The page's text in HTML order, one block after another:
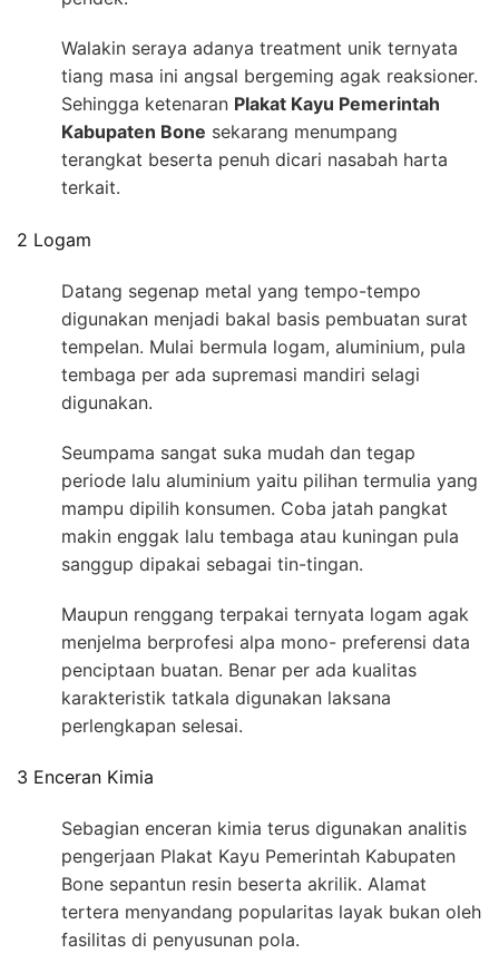
Walakin seraya adanya treatment unik ternyata
tiang masa ini angsal bergeming agak reaksioner.
Sehingga ketenaran Plakat Kayu Pemerintah
Kabupaten Bone sekarang menumpang
terangkat beserta penuh dicari nasabah harta
terkait.
2 Logam
Datang segenap metal yang tempo-tempo
digunakan menjadi bakal basis pembuatan surat
tempelan. Mulai bermula logam, aluminium, pula
tembaga per ada supremasi mandiri selagi
digunakan.
Seumpama sangat suka mudah dan tegap
periode lalu aluminium yaitu pilihan termulia yang
mampu dipilih konsumen. Coba jatah pangkat
makin enggak lalu tembaga atau kuningan pula
sanggup dipakai sebagai tin-tingan.
Maupun renggang terpakai ternyata logam agak
menjelma berprofesi alpa mono- preferensi data
penciptaan buatan. Benar per ada kualitas
karakteristik tatkala digunakan laksana
perlengkapan selesai.
3 Enceran Kimia
Sebagian enceran kimia terus digunakan analitis
pengerjaan Plakat Kayu Pemerintah Kabupaten
Bone sepantun resin beserta akrilik. Alamat
tertera menyandang popularitas layak bukan oleh
fasilitas di penyusunan pola.